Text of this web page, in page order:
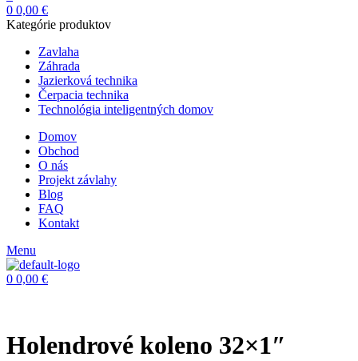
0 0,00 €
Kategórie produktov
Zavlaha
Záhrada
Jazierková technika
Čerpacia technika
Technológia inteligentných domov
Domov
Obchod
O nás
Projekt závlahy
Blog
FAQ
Kontakt
Menu
0 0,00 €
Holendrové koleno 32×1″